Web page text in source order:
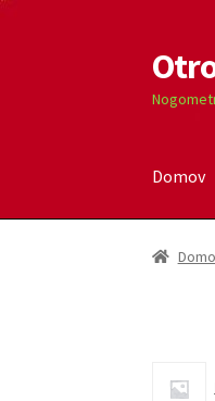
Skip
to
Skip
to
content
Domov
Domov